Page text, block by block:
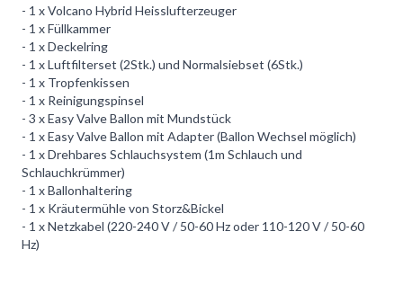
- 1 x Volcano Hybrid Heisslufterzeuger
- 1 x Füllkammer
- 1 x Deckelring
- 1 x Luftfilterset (2Stk.) und Normalsiebset (6Stk.)
- 1 x Tropfenkissen
- 1 x Reinigungspinsel
- 3 x Easy Valve Ballon mit Mundstück
- 1 x Easy Valve Ballon mit Adapter (Ballon Wechsel möglich)
- 1 x Drehbares Schlauchsystem (1m Schlauch und
Schlauchkrümmer)
- 1 x Ballonhaltering
- 1 x Kräutermühle von Storz&Bickel
- 1 x Netzkabel (220-240 V / 50-60 Hz oder 110-120 V / 50-60
Hz)